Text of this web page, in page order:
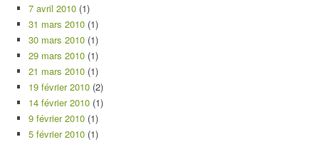
7 avril 2010 (1)
31 mars 2010 (1)
30 mars 2010 (1)
29 mars 2010 (1)
21 mars 2010 (1)
19 février 2010 (2)
14 février 2010 (1)
9 février 2010 (1)
5 février 2010 (1)